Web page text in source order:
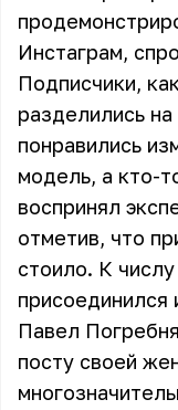
Инстаграм,
Подписчики,
разделились
понравились
модель, а кто-
воспринял
отметив, что
стоило. К
присоединился
Павел
посту своей